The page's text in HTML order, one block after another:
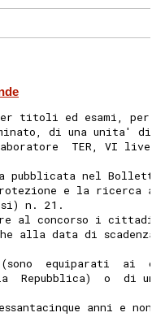
titoli ed esami,
di una unita' di
TER, VI
pubblicata nel
e la ricerca
n. 21.
al concorso i
alla data di
equiparati  ai
Repubblica)  o  di
anni e